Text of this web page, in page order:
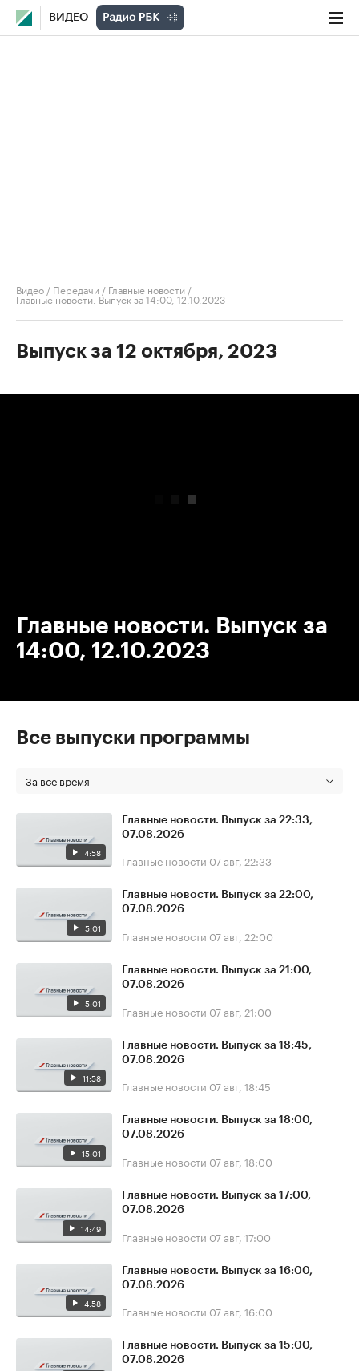
ВИДЕО
Видео / Передачи / Главные новости /
Главные новости. Выпуск за 14:00, 12.10.2023
Выпуск за 12 октября, 2023
Главные новости. Выпуск за
14:00, 12.10.2023
Все выпуски программы
За все время
4:58
Главные новости. Выпуск за 22:33,
07.08.2026
Главные новости 07 авг, 22:33
5:01
Главные новости. Выпуск за 22:00,
07.08.2026
Главные новости 07 авг, 22:00
5:01
Главные новости. Выпуск за 21:00,
07.08.2026
Главные новости 07 авг, 21:00
11:58
Главные новости. Выпуск за 18:45,
07.08.2026
Главные новости 07 авг, 18:45
15:01
Главные новости. Выпуск за 18:00,
07.08.2026
Главные новости 07 авг, 18:00
14:49
Главные новости. Выпуск за 17:00,
07.08.2026
Главные новости 07 авг, 17:00
4:58
Главные новости. Выпуск за 16:00,
07.08.2026
Главные новости 07 авг, 16:00
Главные новости. Выпуск за 15:00,
07.08.2026